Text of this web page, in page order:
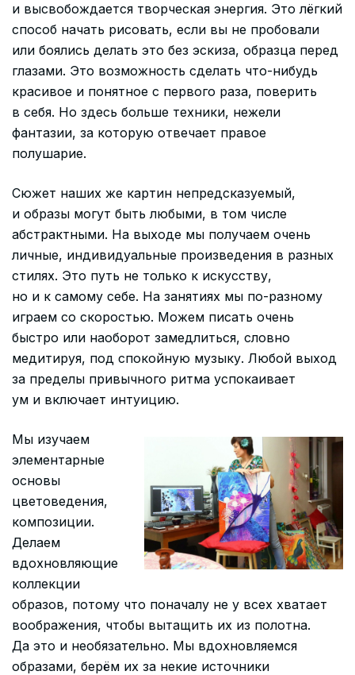
и высвобождается творческая энергия. Это лёгкий
способ начать рисовать, если вы не пробовали
или боялись делать это без эскиза, образца перед
глазами. Это возможность сделать что-нибудь
красивое и понятное с первого раза, поверить
в себя. Но здесь больше техники, нежели
фантазии, за которую отвечает правое
полушарие.
Сюжет наших же картин непредсказуемый,
и образы могут быть любыми, в том числе
абстрактными. На выходе мы получаем очень
личные, индивидуальные произведения в разных
стилях. Это путь не только к искусству,
но и к самому себе. На занятиях мы по-разному
играем со скоростью. Можем писать очень
быстро или наоборот замедлиться, словно
медитируя, под спокойную музыку. Любой выход
за пределы привычного ритма успокаивает
ум и включает интуицию.
Мы изучаем
элементарные
основы
цветоведения,
композиции.
Делаем
вдохновляющие
коллекции
образов, потому что поначалу не у всех хватает
воображения, чтобы вытащить их из полотна.
Да это и необязательно. Мы вдохновляемся
образами, берём их за некие источники